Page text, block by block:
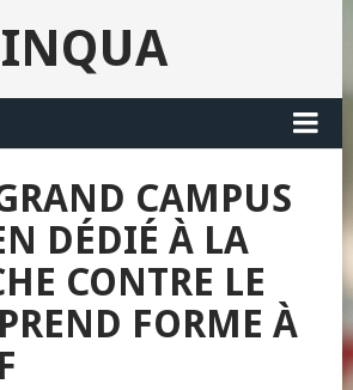
INQUA
CAMPUS
DÉDIÉ À LA
CONTRE LE
FORME À